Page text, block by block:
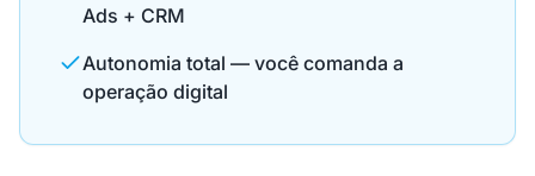
Ads + CRM
Autonomia total — você comanda a
operação digital